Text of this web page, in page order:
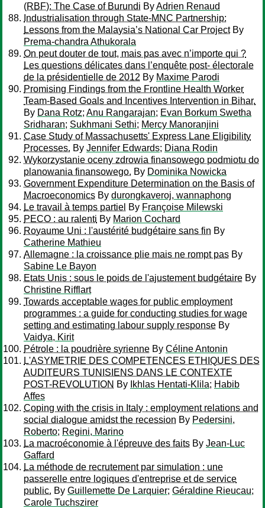
(RBF): The Case of Burundi ByAdrien Renaud
Industrialisation through State-MNC Partnership:
Lessons from the Malaysia’s National Car ProjectBy
Prema-chandra Athukorala
On peut douter de tout, mais pas avec n’importe qui ?
Les questions délicates dans l’enquête post- électorale
de la présidentielle de 2012 By Maxime Parodi
Promising Findings from the Frontline Health Worker
Team-Based Goals and Incentives Intervention in Bihar.
By Dana Rotz; Anu Rangarajan; Evan Borkum Swetha
Sridharan; Sukhmani Sethi; Mercy Manoranjini
Case Study of Massachusetts' Express Lane Eligibility
Processes. By Jennifer Edwards; Diana Rodin
Wykorzystanie oceny zdrowia finansowego podmiotu do
planowania finansowego. By Dominika Nowicka
Government Expenditure Determination on the Basis of
Macroeconomics By durongkaveroj, wannaphong
Le travail à temps partiel By Françoise Milewski
PECO : au ralenti By Marion Cochard
Royaume Uni : l'austérité budgétaire sans fin By
Catherine Mathieu
Allemagne : la croissance plie mais ne rompt pas By
Sabine Le Bayon
Etats Unis : sous le poids de l'ajustement budgétaire By
Christine Rifflart
Towards acceptable wages for public employment
programmes : a guide for conducting studies for wage
setting and estimating labour supply response By
Vaidya, Kirit
Pétrole : la poudrière syrienne By Céline Antonin
L'ASYMETRIE DES COMPETENCES ETHIQUES DES
AUDITEURS TUNISIENS DANS LE CONTEXTE
POST-REVOLUTION By Ikhlas Hentati-Klila; Habib
Affes
Coping with the crisis in Italy : employment relations and
social dialogue amidst the recession By Pedersini,
Roberto; Regini, Marino
La macroéconomie à l'épreuve des faits By Jean-Luc
Gaffard
La méthode de recrutement par simulation : une
passerelle entre logiques d'entreprise et de service
public. By Guillemette De Larquier; Géraldine Rieucau;
Carole Tuchszirer